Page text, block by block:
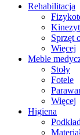
Rehabilitacja
Sprzęt
Więcej
Meble
Stoły
Fotele
Więcej
Higiena